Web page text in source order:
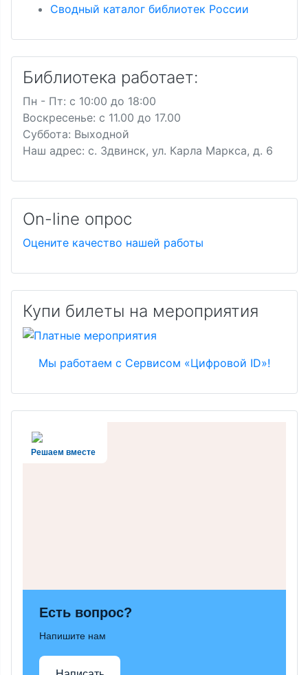
Сводный каталог библиотек России
Библиотека работает:
Пн - Пт: c 10:00 до 18:00
Воскресенье: с 11.00 до 17.00
Суббота: Выходной
Наш адрес: с. Здвинск, ул. Карла Маркса, д. 6
On-line опрос
Оцените качество нашей работы
Купи билеты на мероприятия
Мы работаем с Сервисом «Цифровой ID»!
Решаем вместе
Есть вопрос?
Напишите нам